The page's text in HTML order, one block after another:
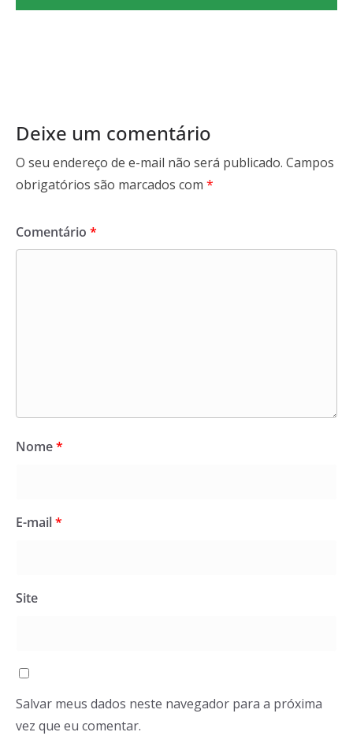
Deixe um comentário
O seu endereço de e-mail não será publicado. Campos
obrigatórios são marcados com *
Comentário *
Nome*
E-mail*
Site
Salvar meus dados neste navegador para a próxima
vez que eu comentar.